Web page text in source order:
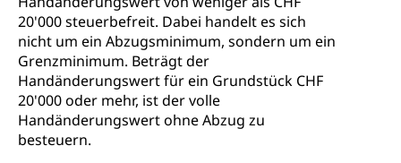
20'000 steuerbefreit. Dabei handelt es sich
nicht um ein Abzugsminimum, sondern um ein
Grenzminimum. Beträgt der
Handänderungswert für ein Grundstück CHF
20'000 oder mehr, ist der volle
Handänderungswert ohne Abzug zu
besteuern.
Wirtschaftsmittelschule
FMS und Vollzeitschulen mit BM
Förderangebote
Sonderschulung
Musikschulen
Schulferien
Fachstelle Stipendien (beruf.lu.ch)
Studienbeiträge Höhere Berufsbildung
Finanzielle Unterstützung Pädagogische
Hochschule PHLU
Stipendien Hochschule Luzern hslu
universitäre Ausbildung, akademische Ausbildung,
Hochschulbildung, Hochschule, universitäre
Hochschule, Bachelor, Master, Doktorat,
Weiterbildung, Forschung, Entwicklung,
Dienstleistungen, Hochschule Luzern,
Fachhochschule Zentralschweiz, HSLU,
Pädagogische Hochschule Luzern, PH Luzern, UniLU,
swissuniversities (Dachorganisation der Schweizer
Hochschulen)